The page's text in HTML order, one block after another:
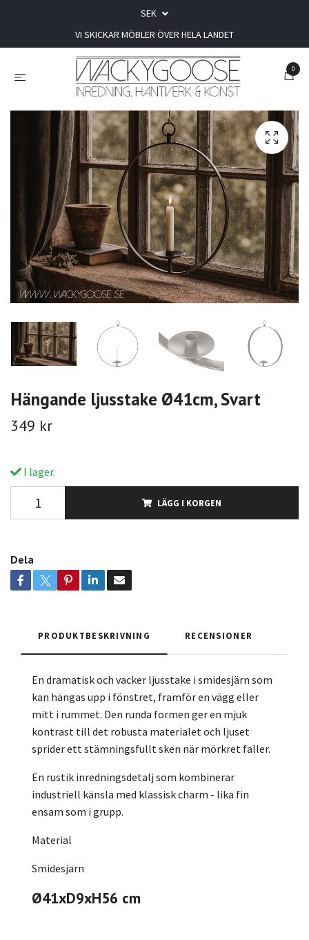
SEK
VI SKICKAR MÖBLER ÖVER HELA LANDET
0
Hängande ljusstake Ø41cm, Svart
349 kr
I lager.
LÄGG I KORGEN
Dela
PRODUKTBESKRIVNING RECENSIONER
En dramatisk och vacker ljusstake i smidesjärn som
kan hängas upp i fönstret, framför en vägg eller
mitt i rummet. Den runda formen ger en mjuk
kontrast till det robusta materialet och ljuset
sprider ett stämningsfullt sken när mörkret faller.
En rustik inredningsdetalj som kombinerar
industriell känsla med klassisk charm - lika fin
ensam som i grupp.
Material
Smidesjärn
Ø41xD9xH56 cm